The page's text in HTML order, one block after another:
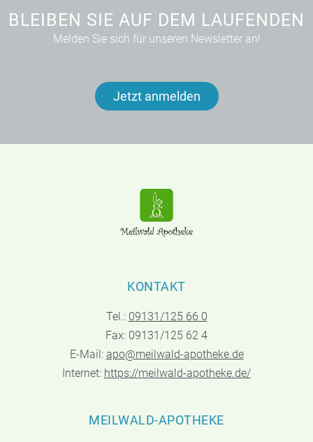
BLEIBEN SIE AUF DEM LAUFENDEN
Melden Sie sich für unseren Newsletter an!
Jetzt anmelden
KONTAKT
Tel.: 09131/125 66 0
Fax: 09131/125 62 4
E-Mail: apo@meilwald-apotheke.de
Internet: https://meilwald-apotheke.de/
MEILWALD-APOTHEKE